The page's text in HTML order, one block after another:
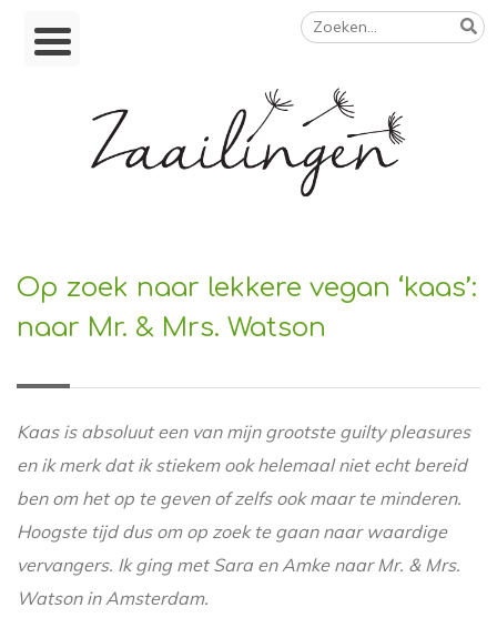
Skip
Zoeken
naar:
Op zoek naar lekkere vegan ‘kaas’:
naar Mr. & Mrs. Watson
Kaas is absoluut een van mijn grootste guilty pleasures
en ik merk dat ik stiekem ook helemaal niet echt bereid
ben om het op te geven of zelfs ook maar te minderen.
Hoogste tijd dus om op zoek te gaan naar waardige
vervangers. Ik ging met Sara en Amke naar Mr. & Mrs.
Watson in Amsterdam.